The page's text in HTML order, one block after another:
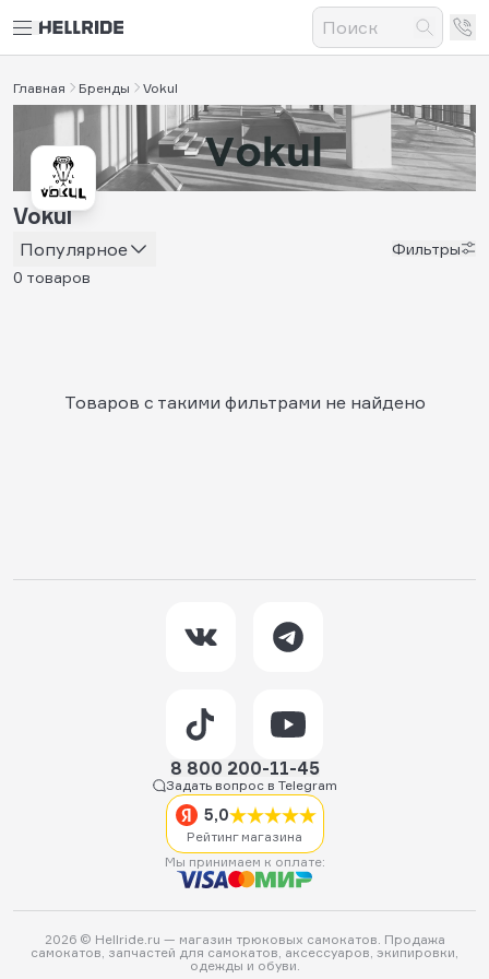
Главная Бренды Vokul
Vokul
Популярное
Фильтры
0 товаров
Товаров с такими фильтрами не найдено
8 800 200-11-45
Задать вопрос в Telegram
5,0
Рейтинг магазина
Мы принимаем к оплате:
2026 © Hellride.ru — магазин трюковых самокатов. Продажа
самокатов, запчастей для самокатов, аксессуаров, экипировки,
одежды и обуви.